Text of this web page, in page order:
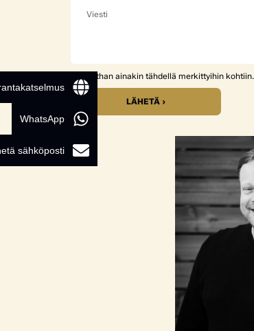
Vastaathan ainakin tähdellä merkittyihin
LÄHETÄ ›
WhatsApp
sähköposti